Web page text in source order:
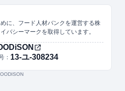
に、フード人材バンクを運営する株
バシーマークを取得しています。
： 13-ユ-308234